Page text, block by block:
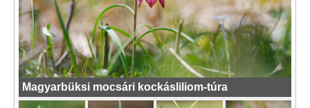
Magyarbüksi mocsári kockásliliom-túra